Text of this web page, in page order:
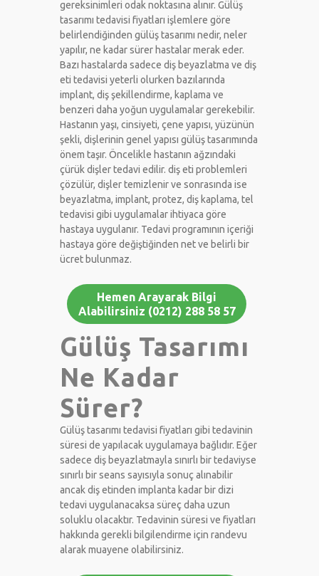
gereksinimleri odak noktasına alınır. Gülüş
tasarımı tedavisi fiyatları işlemlere göre
belirlendiğinden gülüş tasarımı nedir, neler
yapılır, ne kadar sürer hastalar merak eder.
Bazı hastalarda sadece diş beyazlatma ve diş
eti tedavisi yeterli olurken bazılarında
implant, diş şekillendirme, kaplama ve
benzeri daha yoğun uygulamalar gerekebilir.
Hastanın yaşı, cinsiyeti, çene yapısı, yüzünün
şekli, dişlerinin genel yapısı gülüş tasarımında
önem taşır. Öncelikle hastanın ağzındaki
çürük dişler tedavi edilir. diş eti problemleri
çözülür, dişler temizlenir ve sonrasında ise
beyazlatma, implant, protez, diş kaplama, tel
tedavisi gibi uygulamalar ihtiyaca göre
hastaya uygulanır. Tedavi programının içeriği
hastaya göre değiştiğinden net ve belirli bir
ücret bulunmaz.
Hemen Arayarak Bilgi
Alabilirsiniz (0212) 288 58 57
Gülüş Tasarımı
Ne Kadar
Sürer?
Gülüş tasarımı tedavisi fiyatları gibi tedavinin
süresi de yapılacak uygulamaya bağlıdır. Eğer
sadece diş beyazlatmayla sınırlı bir tedaviyse
sınırlı bir seans sayısıyla sonuç alınabilir
ancak diş etinden implanta kadar bir dizi
tedavi uygulanacaksa süreç daha uzun
soluklu olacaktır. Tedavinin süresi ve fiyatları
hakkında gerekli bilgilendirme için randevu
alarak muayene olabilirsiniz.